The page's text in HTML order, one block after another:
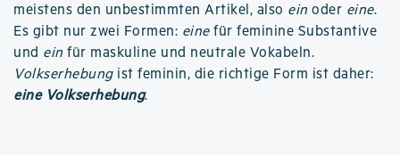
meistens den unbestimmten Artikel, also ein oder eine.
Es gibt nur zwei Formen: einefür feminine Substantive
und ein für maskuline und neutrale Vokabeln.
Volkserhebungist feminin, die richtige Form ist daher:
eine Volkserhebung.